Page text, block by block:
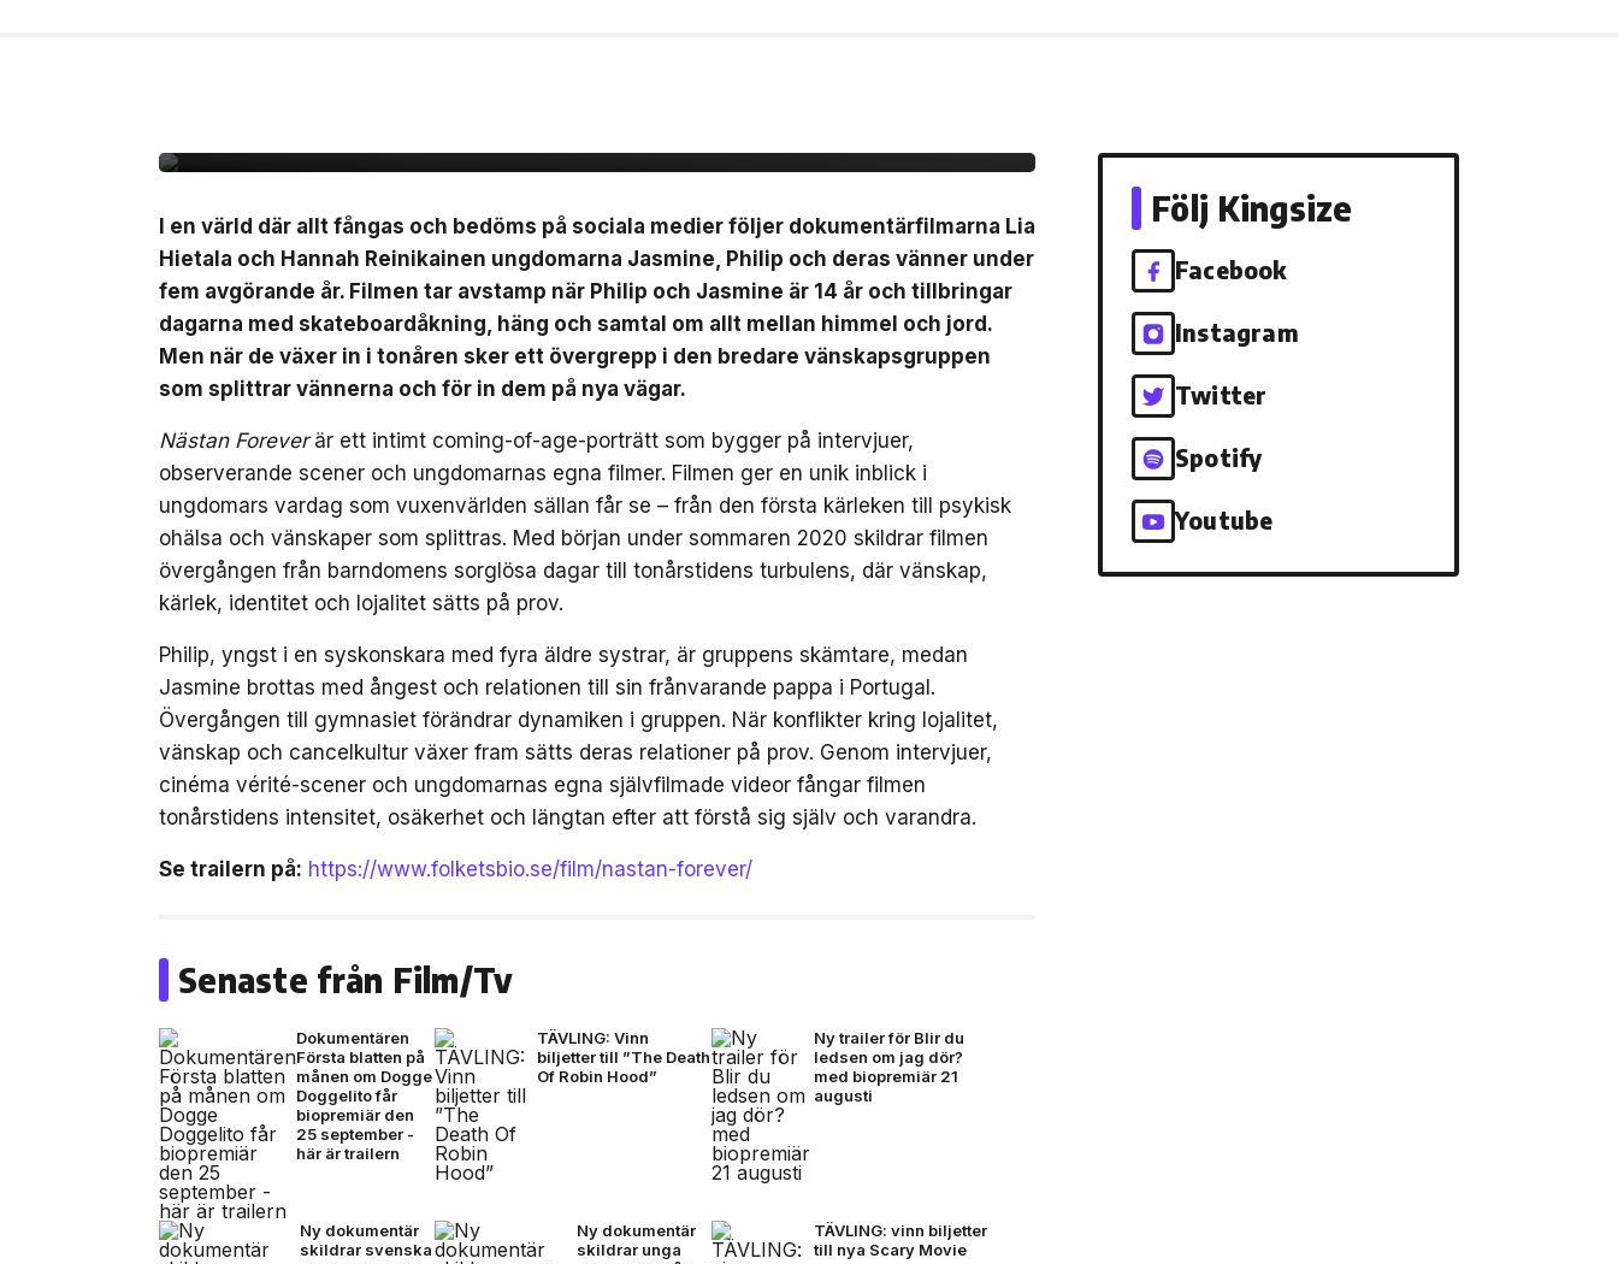
I en värld där allt fångas och bedöms på sociala medier följer dokumentärfilmarna Lia
Hietala och Hannah Reinikainen ungdomarna Jasmine, Philip och deras vänner under
fem avgörande år. Filmen tar avstamp när Philip och Jasmine är 14 år och tillbringar
dagarna med skateboardåkning, häng och samtal om allt mellan himmel och jord.
Men när de växer in i tonåren sker ett övergrepp i den bredare vänskapsgruppen
som splittrar vännerna och för in dem på nya vägar.
Nästan Foreverär ett intimt coming-of-age-porträtt som bygger på intervjuer,
observerande scener och ungdomarnas egna filmer. Filmen ger en unik inblick i
ungdomars vardag som vuxenvärlden sällan får se – från den första kärleken till psykisk
ohälsa och vänskaper som splittras. Med början under sommaren 2020 skildrar filmen
övergången från barndomens sorglösa dagar till tonårstidens turbulens, där vänskap,
kärlek, identitet och lojalitet sätts på prov.
Philip, yngst i en syskonskara med fyra äldre systrar, är gruppens skämtare, medan
Jasmine brottas med ångest och relationen till sin frånvarande pappa i Portugal.
Övergången till gymnasiet förändrar dynamiken i gruppen. När konflikter kring lojalitet,
vänskap och cancelkultur växer fram sätts deras relationer på prov. Genom intervjuer,
cinéma vérité-scener och ungdomarnas egna självfilmade videor fångar filmen
tonårstidens intensitet, osäkerhet och längtan efter att förstå sig själv och varandra.
Se trailern på: https://www.folketsbio.se/film/nastan-forever/
Senaste från Film/Tv
Dokumentären
Första blatten på
månen om Dogge
Doggelito får
biopremiär den
25 september -
här är trailern
TÄVLING: Vinn
biljetter till ”The Death
Of Robin Hood”
Ny trailer för Blir du
ledsen om jag dör?
med biopremiär 21
augusti
Ny dokumentär
skildrar svenska
Ny dokumentär
skildrar unga
TÄVLING: vinn biljetter
till nya Scary Movie
Följ Kingsize
Facebook
Instagram
Twitter
Spotify
Youtube